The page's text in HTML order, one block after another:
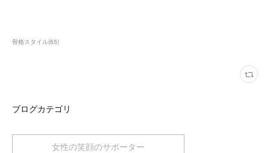
骨格スタイル(65)
ブログカテゴリ
女性の笑顔のサポーター